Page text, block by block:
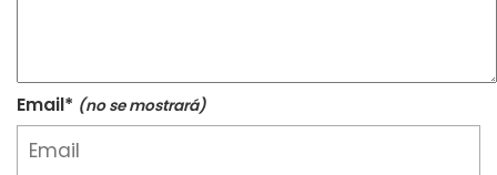
Email* (no se mostrará)